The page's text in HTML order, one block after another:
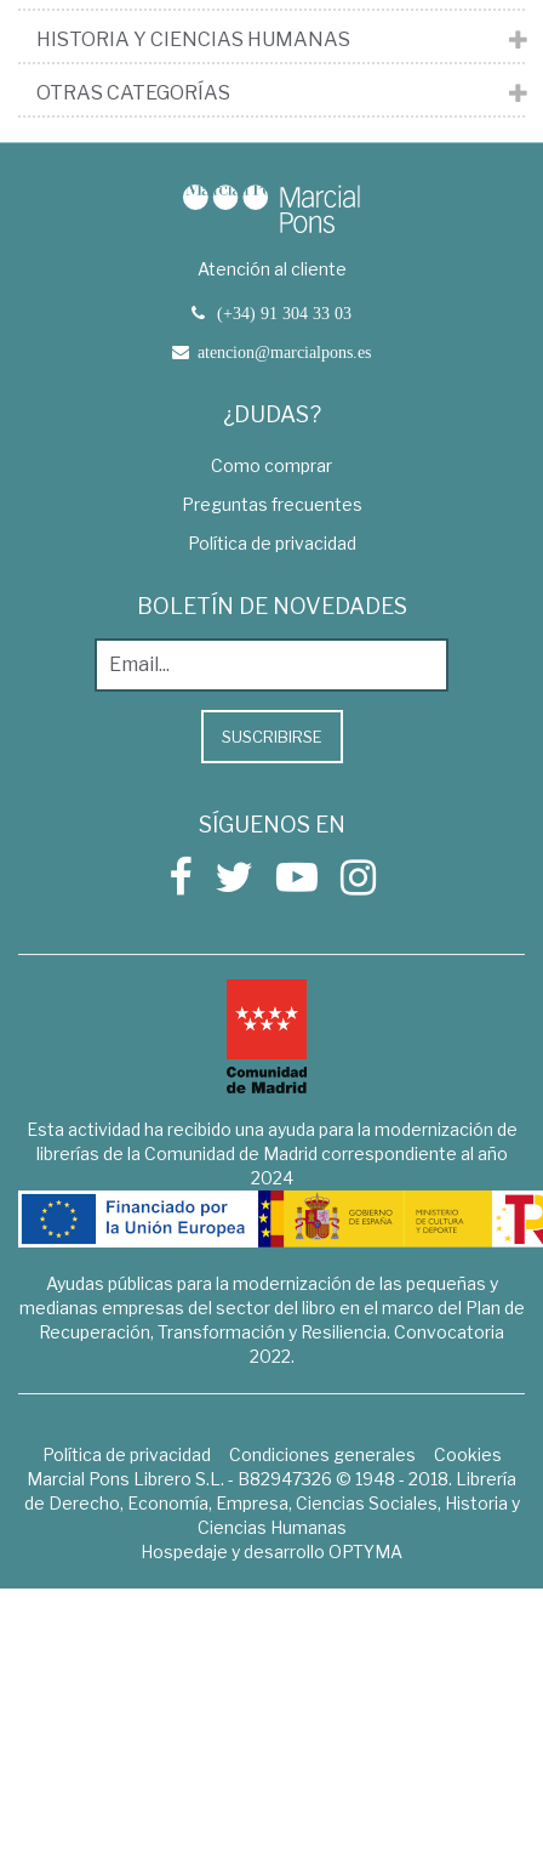
HISTORIA Y CIENCIAS HUMANAS
OTRAS CATEGORÍAS
Atención al cliente
(+34) 91 304 33 03
atencion@marcialpons.es
¿DUDAS?
Como comprar
Preguntas frecuentes
Política de privacidad
BOLETÍN DE NOVEDADES
SUSCRIBIRSE
SÍGUENOS EN
Esta actividad ha recibido una ayuda para la modernización de
librerías de la Comunidad de Madrid correspondiente al año
2024
Ayudas públicas para la modernización de las pequeñas y
medianas empresas del sector del libro en el marco del Plan de
Recuperación, Transformación y Resiliencia. Convocatoria
2022.
Política de privacidad Condiciones generales
Cookies
Marcial Pons Librero S.L. - B82947326 © 1948 - 2018. Librería
de Derecho, Economía, Empresa, Ciencias Sociales, Historia y
Ciencias Humanas
Hospedaje y desarrollo OPTYMA